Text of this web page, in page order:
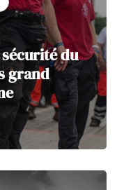
du
grand